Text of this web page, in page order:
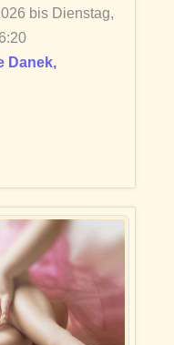
bis Dienstag,
Danek,